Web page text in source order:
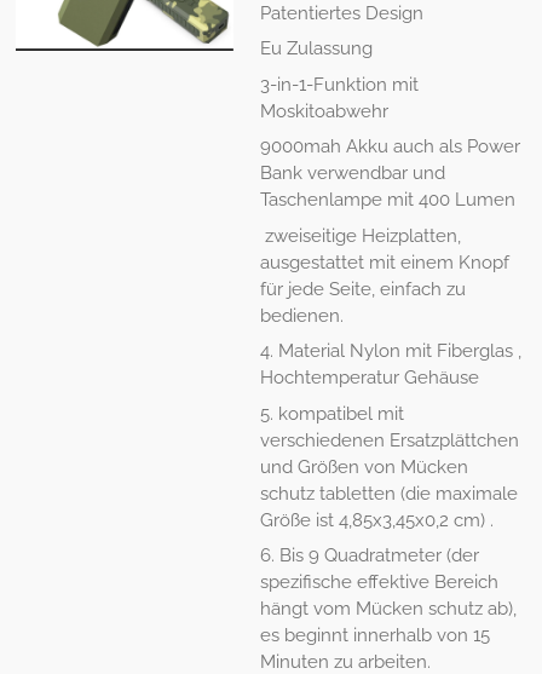
Patentiertes Design
Eu Zulassung
3-in-1-Funktion mit
Moskitoabwehr
9000mah Akku auch als Power
Bank verwendbar und
Taschenlampe mit 400 Lumen
zweiseitige Heizplatten,
ausgestattet mit einem Knopf
für jede Seite, einfach zu
bedienen.
4. Material Nylon mit Fiberglas ,
Hochtemperatur Gehäuse
5. kompatibel mit
verschiedenen Ersatzplättchen
und Größen von Mücken
schutz tabletten (die maximale
Größe ist 4,85x3,45x0,2 cm) .
6. Bis 9 Quadratmeter (der
spezifische effektive Bereich
hängt vom Mücken schutz ab),
es beginnt innerhalb von 15
Minuten zu arbeiten.